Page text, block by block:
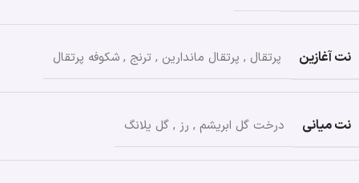
نت آغازین پرتقال , پرتقال ماندارین , ترنج , شکوفه پرتقال
نت میانی درخت گل ابریشم , رز , گل یلانگ